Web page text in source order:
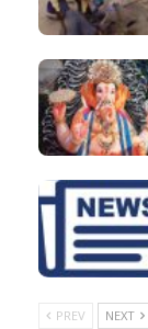
PREV NEXT